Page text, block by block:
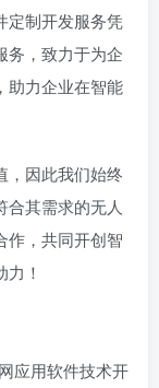
定制开发服务凭
务，致力于为企
助力企业在智能
，因此我们始终
合其需求的无人
作，共同开创智
！
应用软件技术开